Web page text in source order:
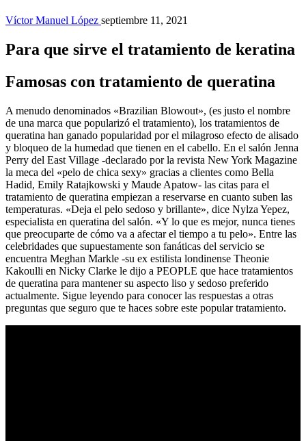
Víctor Manuel López septiembre 11, 2021
Para que sirve el tratamiento de keratina
Famosas con tratamiento de queratina
A menudo denominados «Brazilian Blowout», (es justo el nombre
de una marca que popularizó el tratamiento), los tratamientos de
queratina han ganado popularidad por el milagroso efecto de alisado
y bloqueo de la humedad que tienen en el cabello. En el salón Jenna
Perry del East Village -declarado por la revista New York Magazine
la meca del «pelo de chica sexy» gracias a clientes como Bella
Hadid, Emily Ratajkowski y Maude Apatow- las citas para el
tratamiento de queratina empiezan a reservarse en cuanto suben las
temperaturas. «Deja el pelo sedoso y brillante», dice Nylza Yepez,
especialista en queratina del salón. «Y lo que es mejor, nunca tienes
que preocuparte de cómo va a afectar el tiempo a tu pelo». Entre las
celebridades que supuestamente son fanáticas del servicio se
encuentra Meghan Markle -su ex estilista londinense Theonie
Kakoulli en Nicky Clarke le dijo a PEOPLE que hace tratamientos
de queratina para mantener su aspecto liso y sedoso preferido
actualmente. Sigue leyendo para conocer las respuestas a otras
preguntas que seguro que te haces sobre este popular tratamiento.